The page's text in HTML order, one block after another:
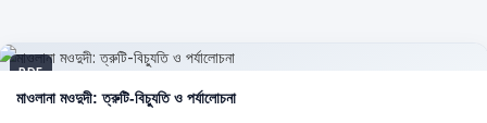
PDF
মাওলানা মওদুদী: ত্রুটি-বিচ্যুতি ও পর্যালোচনা